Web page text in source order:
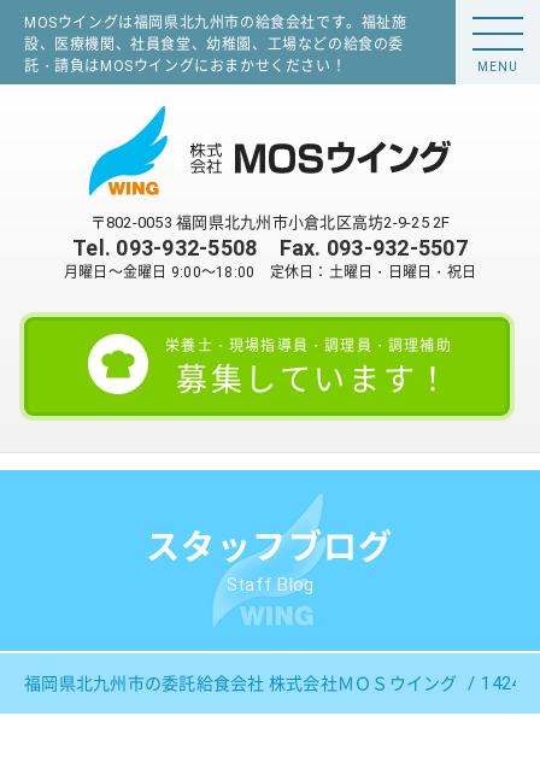
MOSウイングは福岡県北九州市の給食会社です。福祉施
設、医療機関、社員食堂、幼稚園、工場などの給食の委
託・請負はMOSウイングにおまかせください！
〒802-0053 福岡県北九州市小倉北区高坊2-9-25 2F
Tel. 093-932-5508 Fax. 093-932-5507
月曜日～金曜日 9:00～18:00 定休日：土曜日・日曜日・祝日
栄養士・現場指導員・調理員・調理補助
募集しています！
MENU
スタッフブログ
Staff Blog
福岡県北九州市の委託給食会社 株式会社ＭＯＳウイング